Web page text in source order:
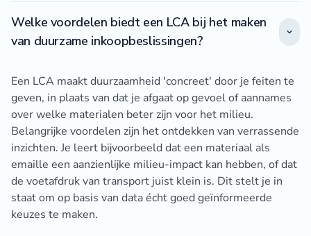
Welke voordelen biedt een LCA bij het maken
van duurzame inkoopbeslissingen?
Een LCA maakt duurzaamheid 'concreet' door je feiten te
geven, in plaats van dat je afgaat op gevoel of aannames
over welke materialen beter zijn voor het milieu.
Belangrijke voordelen zijn het ontdekken van verrassende
inzichten. Je leert bijvoorbeeld dat een materiaal als
emaille een aanzienlijke milieu-impact kan hebben, of dat
de voetafdruk van transport juist klein is. Dit stelt je in
staat om op basis van data écht goed geïnformeerde
keuzes te maken.